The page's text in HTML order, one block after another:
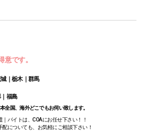
です。
｜栃木｜群馬
福島
国、海外どこでもお伺い致します。
バイトは、COAにお任せ下さい！！
についても、お気軽にご相談下さい！